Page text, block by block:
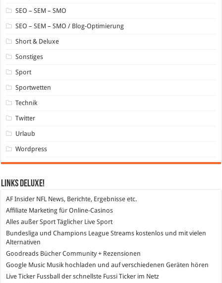
SEO – SEM – SMO
SEO – SEM – SMO / Blog-Optimierung
Short & Deluxe
Sonstiges
Sport
Sportwetten
Technik
Twitter
Urlaub
Wordpress
Links DeLuXe!
AF Insider NFL News, Berichte, Ergebnisse etc.
Affiliate Marketing für Online-Casinos
Alles außer Sport Täglicher Live Sport
Bundesliga und Champions League Streams kostenlos und mit vielen
Alternativen
Goodreads Bücher Community + Rezensionen
Google Music Musik hochladen und auf verschiedenen Geräten hören
Live Ticker Fussball der schnellste Fussi Ticker im Netz